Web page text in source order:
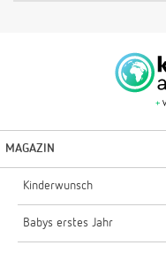
MAGAZIN
Kinderwunsch
Babys erstes Jahr